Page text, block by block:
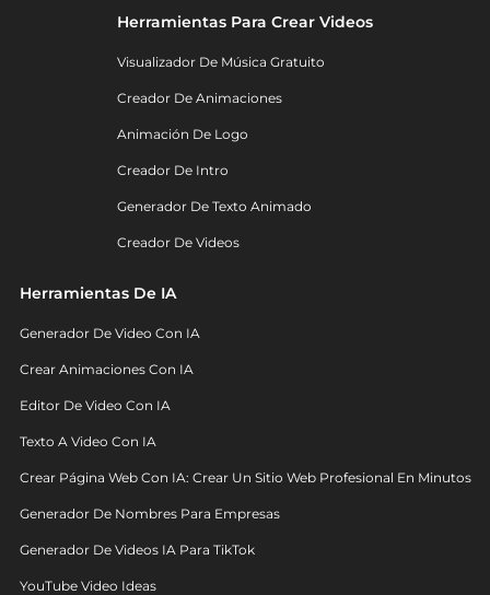
Herramientas Para Crear Videos
Visualizador De Música Gratuito
Creador De Animaciones
Animación De Logo
Creador De Intro
Generador De Texto Animado
Creador De Videos
Herramientas De IA
Generador De Video Con IA
Crear Animaciones Con IA
Editor De Video Con IA
Texto A Video Con IA
Crear Página Web Con IA: Crear Un Sitio Web Profesional En Minutos
Generador De Nombres Para Empresas
Generador De Videos IA Para TikTok
YouTube Video Ideas